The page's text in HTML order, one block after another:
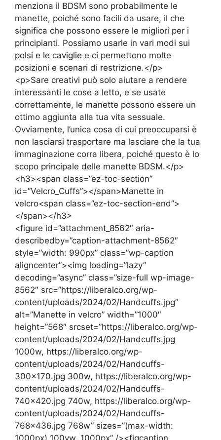
menziona il BDSM sono probabilmente le
manette, poiché sono facili da usare, il che
significa che possono essere le migliori per i
principianti. Possiamo usarle in vari modi sui
polsi e le caviglie e ci permettono molte
posizioni e scenari di restrizione.</p>
<p>Sare creativi può solo aiutare a rendere
interessanti le cose a letto, e se usate
correttamente, le manette possono essere un
ottimo aggiunta alla tua vita sessuale.
Ovviamente, l’unica cosa di cui preoccuparsi è
non lasciarsi trasportare ma lasciare che la tua
immaginazione corra libera, poiché questo è lo
scopo principale delle manette BDSM.</p>
<h3><span class=”ez-toc-section”
id=”Velcro_Cuffs”></span>Manette in
velcro<span class=”ez-toc-section-end”>
</span></h3>
<figure id=”attachment_8562″ aria-
describedby=”caption-attachment-8562″
style=”width: 990px” class=”wp-caption
aligncenter”><img loading=”lazy”
decoding=”async” class=”size-full wp-image-
8562″ src=”https://liberalco.org/wp-
content/uploads/2024/02/Handcuffs.jpg”
alt=”Manette in velcro” width=”1000″
height=”568″ srcset=”https://liberalco.org/wp-
content/uploads/2024/02/Handcuffs.jpg
1000w, https://liberalco.org/wp-
content/uploads/2024/02/Handcuffs-
300×170.jpg 300w, https://liberalco.org/wp-
content/uploads/2024/02/Handcuffs-
740×420.jpg 740w, https://liberalco.org/wp-
content/uploads/2024/02/Handcuffs-
768×436.jpg 768w” sizes=”(max-width:
1000px) 100vw, 1000px” /><figcaption